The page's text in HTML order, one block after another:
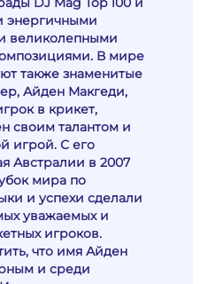
энергичными
великолепными
В мире
также знаменитые
Айден Макгеди,
в крикет,
своим талантом и
игрой. С его
Австралии в 2007
мира по
и успехи сделали
уважаемых и
игроков.
что имя Айден
и среди